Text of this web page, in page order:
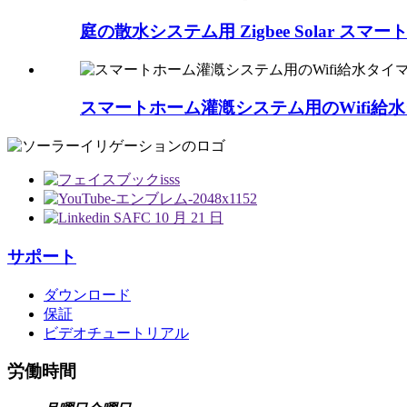
庭の散水システム用 Zigbee Solar スマー
スマートホーム灌漑システム用のWifi給
サポート
ダウンロード
保証
ビデオチュートリアル
労働時間